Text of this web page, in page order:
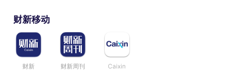
财新移动
财新 财新周刊 Caixin